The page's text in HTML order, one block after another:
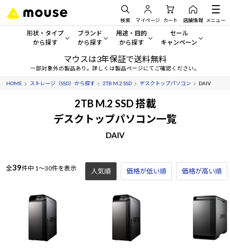
検索 マイページ カート 店舗情報 メニュー
形状・タイプ
から探す
形状・タイプから探す をすべてみる
デスクトップPC
ディスプレイ
Windows 11
ブランド
から探す
mouse
G TUNE
MousePro
|Copilot+ PC
用途・目的
から探す
一般向けパソコン
ゲーミングPC・ゲーム向けパソコン
クリエイティブ向け
ビジネス向けパソコン
学習向けパソコン
AIおすすめパソコン
Windows 11
セール
キャンペーン
セール・キャンペー
期間限定セール
アウトレットパソコン
マウスは3年保証で送料無料
一部対象外の製品あり。詳しくは製品ページにてご確認ください。
HOME ストレージ（SSD）から探す 2TB M.2 SSD デスクトップパソコン DAIV
2TB M.2 SSD 搭載
デスクトップパソコン一覧
DAIV
全39件中 1～30件を表示 人気順 価格が低い順 価格が高い順